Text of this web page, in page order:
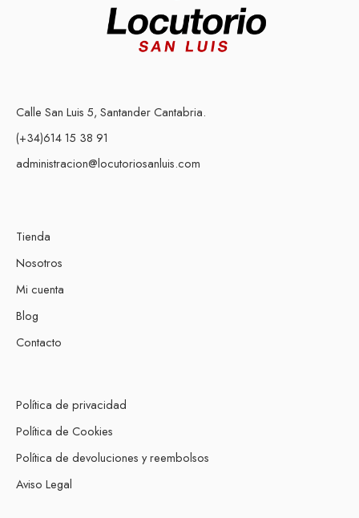
Calle San Luis 5, Santander Cantabria.
(+34)614 15 38 91
administracion@locutoriosanluis.com
Tienda
Nosotros
Mi cuenta
Blog
Contacto
Política de privacidad
Política de Cookies
Política de devoluciones y reembolsos
Aviso Legal